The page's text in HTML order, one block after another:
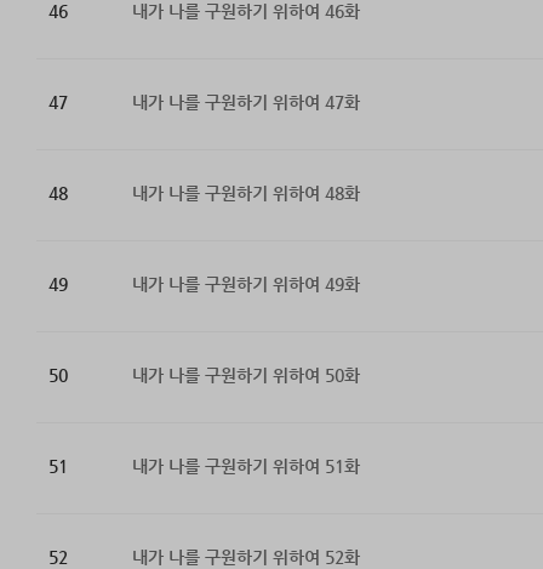
46 내가 나를 구원하기 위하여 46화
47 내가 나를 구원하기 위하여 47화
48 내가 나를 구원하기 위하여 48화
49 내가 나를 구원하기 위하여 49화
50 내가 나를 구원하기 위하여 50화
51 내가 나를 구원하기 위하여 51화
52 내가 나를 구원하기 위하여 52화